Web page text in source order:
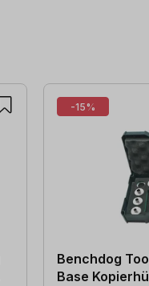
-15%
Benchdog
Base Kopierhülsen-Set im Mini